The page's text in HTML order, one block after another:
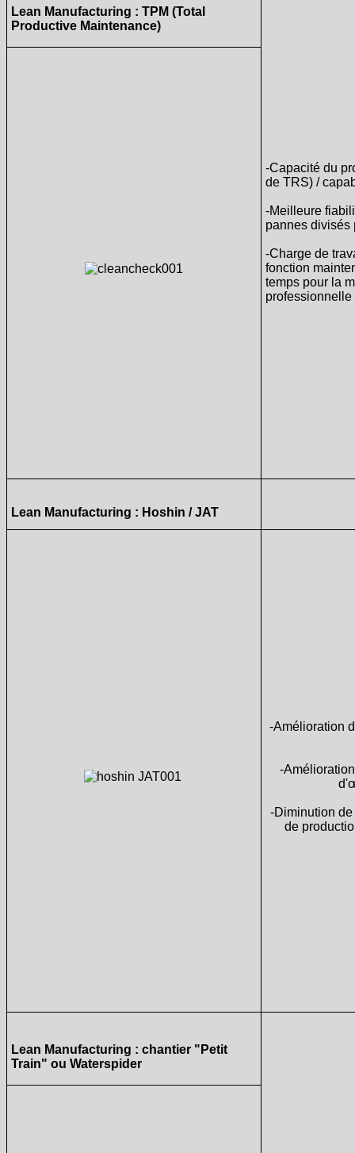
Lean Manufacturing : TPM (Total
Productive Maintenance)
-Capacité du
de TRS) /
-Meilleure
pannes divisés
-Charge de
fonction
temps pour la
professionnelle
Lean Manufacturing : Hoshin / JAT
-Amélioration
-
-Diminution
de
Lean Manufacturing : chantier "Petit
Train" ou Waterspider